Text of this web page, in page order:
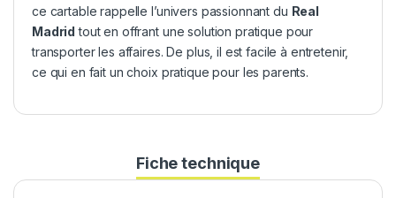
ce cartable rappelle l’univers passionnant du Real
Madrid tout en offrant une solution pratique pour
transporter les affaires. De plus, il est facile à entretenir,
ce qui en fait un choix pratique pour les parents.
Fiche technique